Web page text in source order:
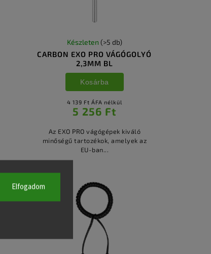
Elfogadom
CARBON EXO PRO VÁGÓGOLYÓ
2,3MM BL
Készleten (>5 db)
4 139 Ft ÁFA nélkül
5 256 Ft
Kosárba
Az EXO PRO vágógépek kiváló
minőségű tartozékok, amelyek az
EU-ban...